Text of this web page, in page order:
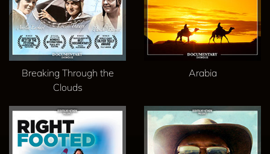
Breaking Through the
Clouds
Arabia